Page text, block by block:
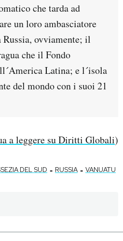
che tarda ad
un loro ambasciatore
Russia, ovviamente; il
che il Fondo
Latina; e l´isola
del mondo con i suoi 21
a leggere su Diritti Globali)
DEL SUD - RUSSIA - VANUATU